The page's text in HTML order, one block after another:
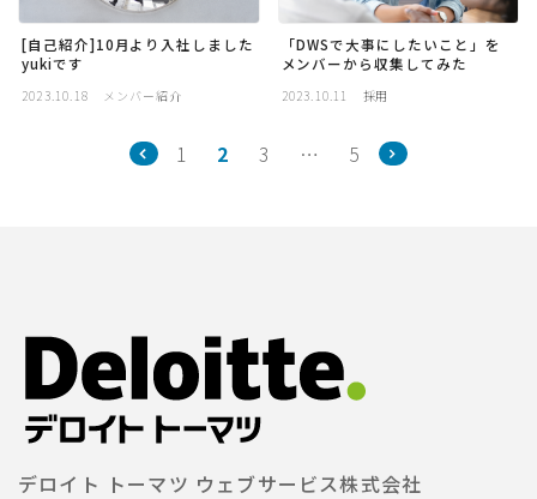
[自己紹介]10月より入社しました
yukiです
2023.10.18 メンバー紹介
「DWSで大事にしたいこと」を
メンバーから収集してみた
2023.10.11 採用
1 2 3 … 5
デロイト トーマツ ウェブサービス株式会社